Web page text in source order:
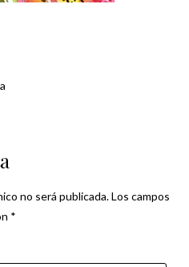
no será publicada.Los campos
*